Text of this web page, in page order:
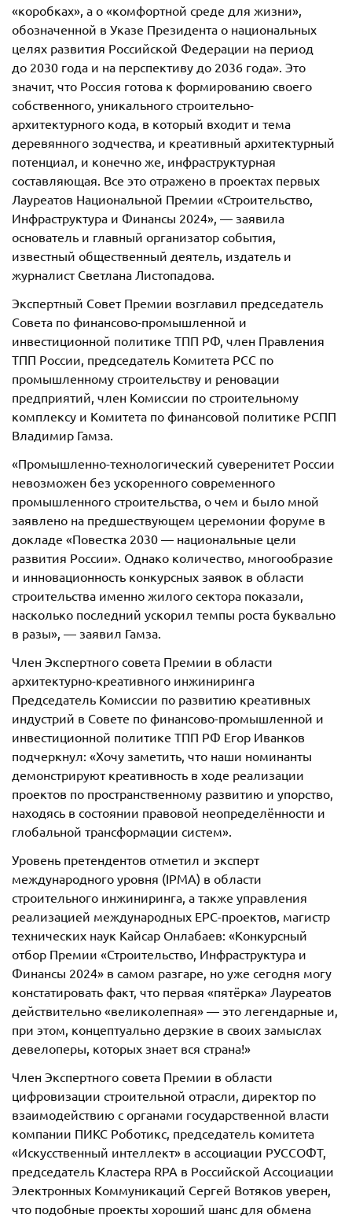
«коробках», а о «комфортной среде для жизни»,
обозначенной в Указе Президента о национальных
целях развития Российской Федерации на период
до 2030 года и на перспективу до 2036 года». Это
значит, что Россия готова к формированию своего
собственного, уникального строительно-
архитектурного кода, в который входит и тема
деревянного зодчества, и креативный архитектурный
потенциал, и конечно же, инфраструктурная
составляющая. Все это отражено в проектах первых
Лауреатов Национальной Премии «Строительство,
Инфраструктура и Финансы 2024», — заявила
основатель и главный организатор события,
известный общественный деятель, издатель и
журналист Светлана Листопадова.
Экспертный Совет Премии возглавил председатель
Совета по финансово-промышленной и
инвестиционной политике ТПП РФ, член Правления
ТПП России, председатель Комитета РСС по
промышленному строительству и реновации
предприятий, член Комиссии по строительному
комплексу и Комитета по финансовой политике РСПП
Владимир Гамза.
«Промышленно-технологический суверенитет России
невозможен без ускоренного современного
промышленного строительства, о чем и было мной
заявлено на предшествующем церемонии форуме в
докладе «Повестка 2030 — национальные цели
развития России». Однако количество, многообразие
и инновационность конкурсных заявок в области
строительства именно жилого сектора показали,
насколько последний ускорил темпы роста буквально
в разы», — заявил Гамза.
Член Экспертного совета Премии в области
архитектурно-креативного инжиниринга
Председатель Комиссии по развитию креативных
индустрий в Совете по финансово-промышленной и
инвестиционной политике ТПП РФ Егор Иванков
подчеркнул: «Хочу заметить, что наши номинанты
демонстрируют креативность в ходе реализации
проектов по пространственному развитию и упорство,
находясь в состоянии правовой неопределённости и
глобальной трансформации систем».
Уровень претендентов отметил и эксперт
международного уровня (IPMA) в области
строительного инжиниринга, а также управления
реализацией международных EPC-проектов, магистр
технических наук Кайсар Онлабаев: «Конкурсный
отбор Премии «Строительство, Инфраструктура и
Финансы 2024» в самом разгаре, но уже сегодня могу
констатировать факт, что первая «пятёрка» Лауреатов
действительно «великолепная» — это легендарные и,
при этом, концептуально дерзкие в своих замыслах
девелоперы, которых знает вся страна!»
Член Экспертного совета Премии в области
цифровизации строительной отрасли, директор по
взаимодействию с органами государственной власти
компании ПИКС Роботикс, председатель комитета
«Искусственный интеллект» в ассоциации РУССОФТ,
председатель Кластера RPA в Российской Ассоциации
Электронных Коммуникаций Сергей Вотяков уверен,
что подобные проекты хороший шанс для обмена